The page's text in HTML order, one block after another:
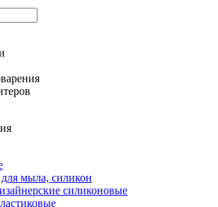
мыла, силикон
силиконовые